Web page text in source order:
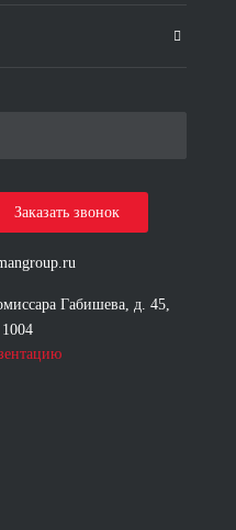
Габишева, д. 45,
Заказать звонок